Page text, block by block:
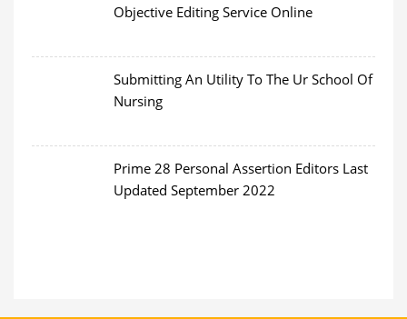
Objective Editing Service Online
Submitting An Utility To The Ur School Of
Nursing
Prime 28 Personal Assertion Editors Last
Updated September 2022